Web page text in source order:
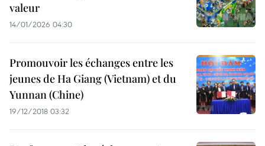
valeur
14/01/2026 04:30
Promouvoir les échanges entre les
jeunes de Ha Giang (Vietnam) et du
Yunnan (Chine)
19/12/2018 03:32